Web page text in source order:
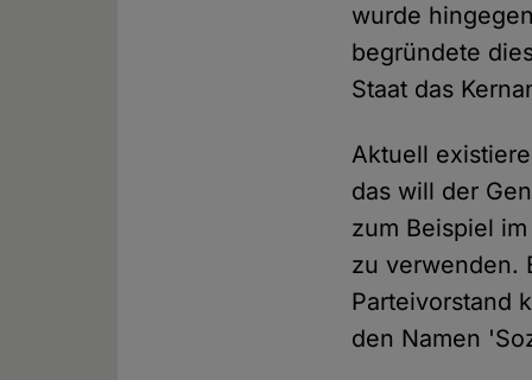
wurde
begründete
Staat das
Aktuell
das will der
zum Beispiel
zu verwenden.
Parteivorstand
den Namen